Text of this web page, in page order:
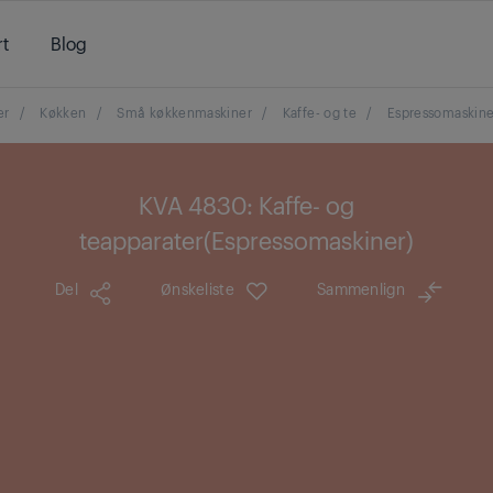
Blog
/ Køkken / Små køkkenmaskiner / Kaffe- og te /
KVA 4830: Kaffe- og
teapparater(Espressomaskiner)
Del Ønskeliste Sammenlign